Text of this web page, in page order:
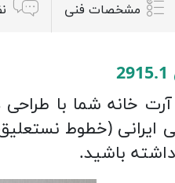
مشخصات فنی
آرت خانه شما با
(خطوط نستعلیق
باشید.